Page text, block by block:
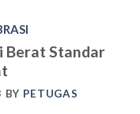
Berat Standar
BY PETUGAS